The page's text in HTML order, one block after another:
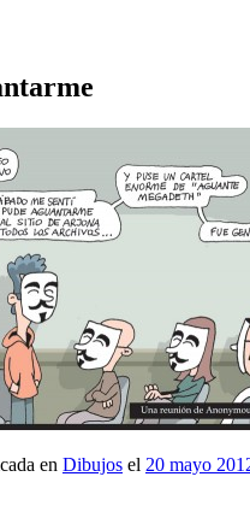
en Dibujos el 20 mayo